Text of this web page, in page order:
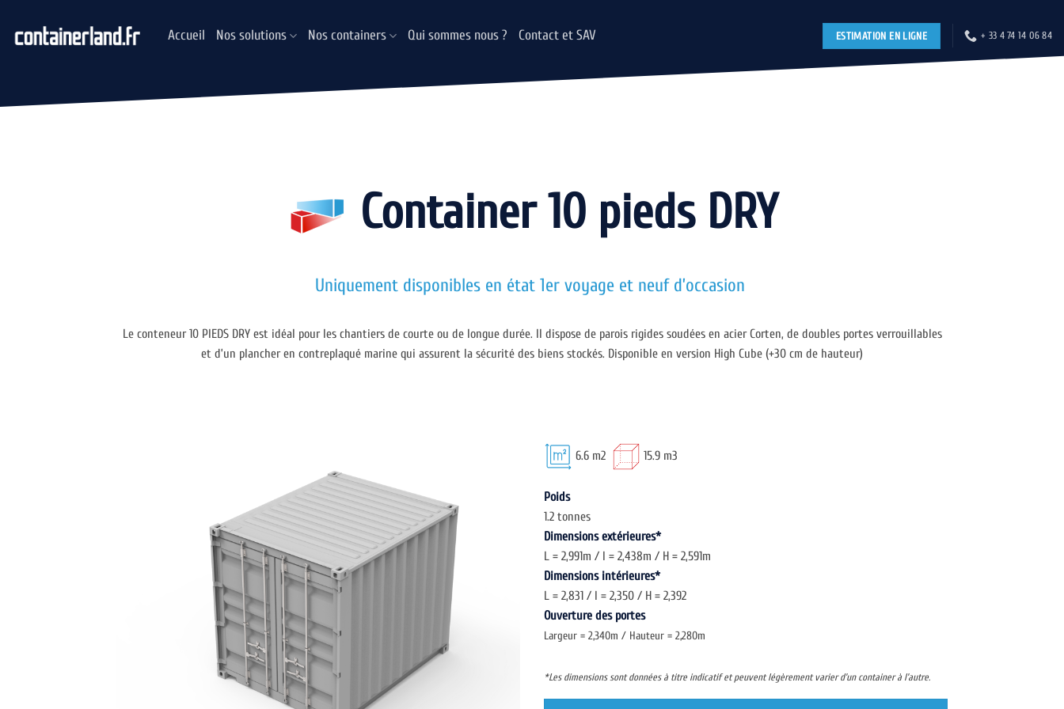
contenu
Accueil Nos solutions Nos containers Qui sommes nous ? Contact et SAV ESTIMATION EN LIGNE + 33 4 74 14 06 84
Container 10 pieds DRY
Uniquement disponibles en état 1er voyage et neuf d’occasion
Le conteneur 10 PIEDS DRY est idéal pour les chantiers de courte ou de longue durée. Il dispose de parois rigides soudées en acier Corten, de doubles portes verrouillables
et d’un plancher en contreplaqué marine qui assurent la sécurité des biens stockés. Disponible en version High Cube (+30 cm de hauteur)
6.6 m2 15.9 m3
Poids
1.2 tonnes
Dimensions extérieures*
L = 2,991m / l = 2,438m / H = 2,591m
Dimensions intérieures*
L = 2,831 / l = 2,350 / H = 2,392
Ouverture des portes
Largeur = 2,340m / Hauteur = 2,280m
*Les dimensions sont données à titre indicatif et peuvent légèrement varier d’un container à l’autre.